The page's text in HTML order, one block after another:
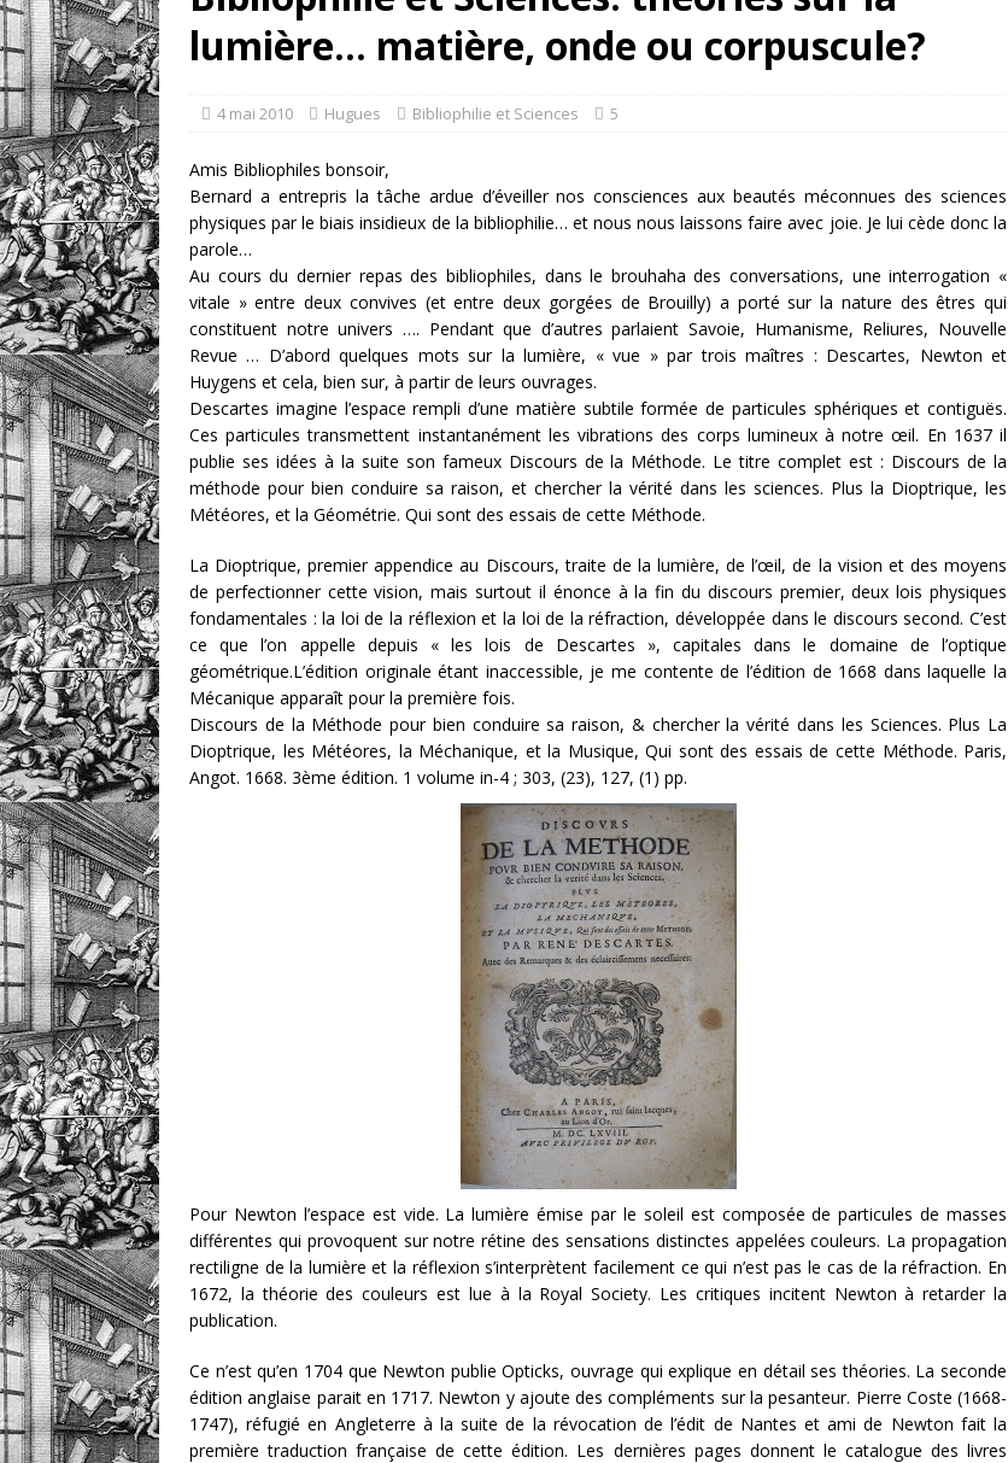
[ 1 août 2026 ] eBayana — Livres singuliers croisés sur eBay et Catawiki
EBAYANA
lumière… matière, onde ou corpuscule?
4 mai 2010 Hugues Bibliophilie et Sciences 5
Amis Bibliophiles bonsoir,
Bernard a entrepris la tâche ardue d’éveiller nos consciences aux beautés méconnues des sciences
physiques par le biais insidieux de la bibliophilie… et nous nous laissons faire avec joie. Je lui cède donc la
parole…
Au cours du dernier repas des bibliophiles, dans le brouhaha des conversations, une interrogation «
vitale » entre deux convives (et entre deux gorgées de Brouilly) a porté sur la nature des êtres qui
constituent notre univers …. Pendant que d’autres parlaient Savoie, Humanisme, Reliures, Nouvelle
Revue … D’abord quelques mots sur la lumière, « vue » par trois maîtres : Descartes, Newton et
Huygens et cela, bien sur, à partir de leurs ouvrages.
Descartes imagine l’espace rempli d’une matière subtile formée de particules sphériques et contiguës.
Ces particules transmettent instantanément les vibrations des corps lumineux à notre œil. En 1637 il
publie ses idées à la suite son fameux Discours de la Méthode. Le titre complet est : Discours de la
méthode pour bien conduire sa raison, et chercher la vérité dans les sciences. Plus la Dioptrique, les
Météores, et la Géométrie. Qui sont des essais de cette Méthode.
La Dioptrique, premier appendice au Discours, traite de la lumière, de l’œil, de la vision et des moyens
de perfectionner cette vision, mais surtout il énonce à la fin du discours premier, deux lois physiques
fondamentales : la loi de la réflexion et la loi de la réfraction, développée dans le discours second. C’est
ce que l’on appelle depuis « les lois de Descartes », capitales dans le domaine de l’optique
géométrique.L’édition originale étant inaccessible, je me contente de l’édition de 1668 dans laquelle la
Mécanique apparaît pour la première fois.
Discours de la Méthode pour bien conduire sa raison, & chercher la vérité dans les Sciences. Plus La
Dioptrique, les Météores, la Méchanique, et la Musique, Qui sont des essais de cette Méthode. Paris,
Angot. 1668. 3ème édition. 1 volume in-4 ; 303, (23), 127, (1) pp.
Pour Newton l’espace est vide. La lumière émise par le soleil est composée de particules de masses
différentes qui provoquent sur notre rétine des sensations distinctes appelées couleurs. La propagation
rectiligne de la lumière et la réflexion s’interprètent facilement ce qui n’est pas le cas de la réfraction. En
1672, la théorie des couleurs est lue à la Royal Society. Les critiques incitent Newton à retarder la
publication.
Ce n’est qu’en 1704 que Newton publie Opticks, ouvrage qui explique en détail ses théories. La seconde
édition anglaise parait en 1717. Newton y ajoute des compléments sur la pesanteur. Pierre Coste (1668-
1747), réfugié en Angleterre à la suite de la révocation de l’édit de Nantes et ami de Newton fait la
première traduction française de cette édition. Les dernières pages donnent le catalogue des livres